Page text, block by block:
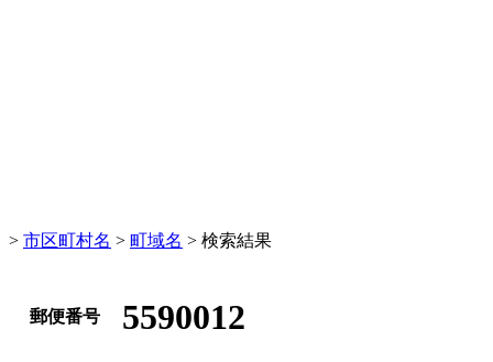
> 市区町村名 > 町域名 > 検索結果
郵便番号 5590012